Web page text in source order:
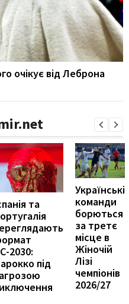
очікує від Леброна
та
2030:
під
Українські
команди
борються
за третє
місце в
Жіночій
Лізі
чемпіонів
2026/27